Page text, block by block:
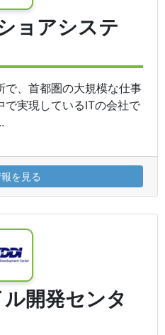
ョアシステ
で、首都圏の大規模な仕事
で実現しているITの会社で
を見る
開発センタ